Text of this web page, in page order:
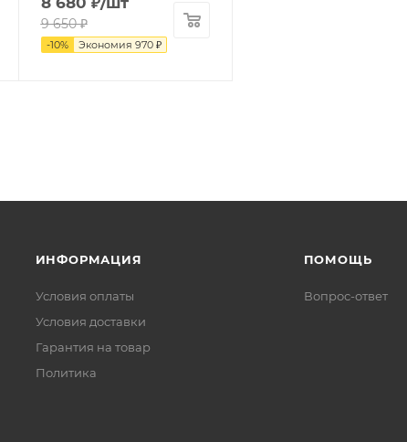
9 650₽
-10% Экономия 970₽
ИНФОРМАЦИЯ
Условия оплаты
Условия доставки
Гарантия на товар
Политика
ПОМОЩЬ
Вопрос-ответ